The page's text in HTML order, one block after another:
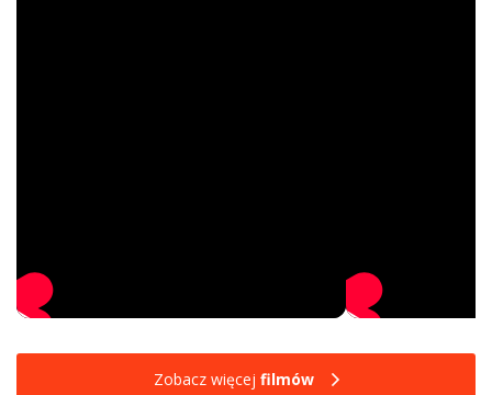
Zobacz więcej filmów